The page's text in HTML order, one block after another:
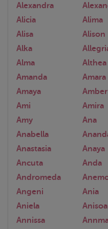
Alexandra
Alicia
Alima
Alisa
Alison
Alka
Alma
Althea
Amanda
Amara
Amaya
Amber
Ami
Amira
Amy
Ana
Anabella
Anastasia
Anaya
Ancuta
Anda
Andromeda
Angeni
Ania
Aniela
Annissa